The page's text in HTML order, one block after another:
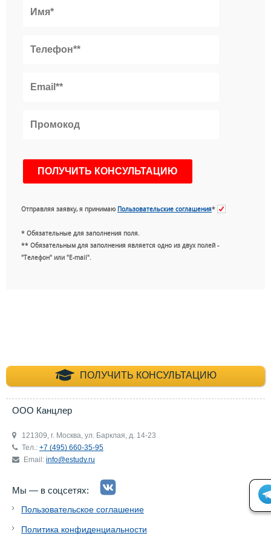
Отправляя заявку, я принимаю Пользовательские соглашения*
* Обязательные для заполнения поля.
** Обязательным для заполнения является одно из двух полей -
"Телефон" или "E-mail".
ПОЛУЧИТЬ КОНСУЛЬТАЦИЮ
+7 (495) 660-35-
ООО Канцлер
121309, г. Москва, ул. Барклая, д. 14-23
Тел.: +7 (495) 660-35-95
Email: info@estudy.ru
Мы — в соцсетях:
Пользовательское соглашение
Политика конфиденциальности